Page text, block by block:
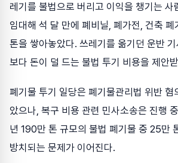
레기를 불법으로 버리고 이익을 챙기는
임대해 석 달 만에 폐비닐, 폐가전, 건축
톤을 쌓아놓았다. 쓰레기를 옮기던 운반
보다 돈이 덜 드는 불법 투기 비용을 제안
폐기물 투기 일당은 폐기물관리법 위반 혐
았으나, 복구 비용 관련 민사소송은 진행
년 190만 톤 규모의 불법 폐기물 중 25만
방치되는 문제가 이어진다.